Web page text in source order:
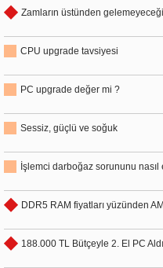
Zamların üstünden
CPU upgrade tavsiyesi
PC upgrade değer mi ?
Sessiz, güçlü ve soğuk
İşlemci darboğaz sorununu
DDR5 RAM fiyatları yüzünden
188.000 TL Bütçeyle 2. El PC